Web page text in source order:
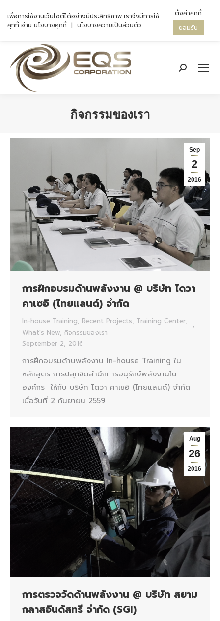
Search:
กิจกรรมของเรา
Sep
2
2016
การฝึกอบรมด้านพลังงาน @ บริษัท ไดวา
คาเซอิ (ไทยแลนด์) จำกัด
In-house Training, Recent Projects, Training Center,
What's New, กิจกรรมของเรา
September 2, 2016
การฝึกอบรมด้านพลังงาน In-house Training ใน
หลักสูตร การปลุกจิตสำนึกการอนุรักษ์พลังงานใน
องค์กร ให้กับ บริษัท ไดวา คาเซอิ (ไทยแลนด์) จำกัด
เมื่อวันที่ 2 กันยายน 2559
Aug
26
2016
การตรวจวัดด้านพลังงาน @ บริษัท สยาม
กลาสอินดัสทรี จำกัด (SGI)
เพื่อการใช้งานเว็บไซต์ได้อย่างมีประสิทธิภาพ เราจึงมีการใช้
คุกกี้ อ่าน นโยบายคุกกี้ | นโยบายความเป็นส่วนตัว
ตั้งค่าคุกกี้
ยอมรับ